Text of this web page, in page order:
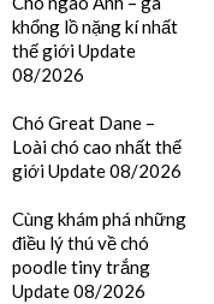
khổng lồ nặng kí nhất
thế giới Update
08/2026
Chó Great Dane –
Loài chó cao nhất thế
giới Update 08/2026
Cùng khám phá những
điều lý thú về chó
poodle tiny trắng
Update 08/2026